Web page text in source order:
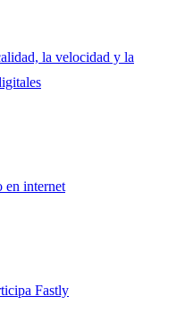
la velocidad y la
en internet
Fastly